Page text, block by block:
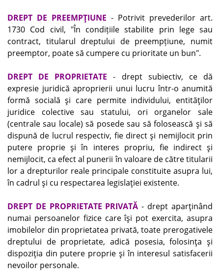
DREPT DE PREEMPŢIUNE - Potrivit prevederilor art.
1730 Cod civil, "În condițiile stabilite prin lege sau
contract, titularul dreptului de preempțiune, numit
preemptor, poate să cumpere cu prioritate un bun".
DREPT DE PROPRIETATE - drept subiectiv, ce dă
expresie juridică aproprierii unui lucru într-o anumită
formă socială şi care permite individului, entităţilor
juridice colective sau statului, ori organelor sale
(centrale sau locale) să posede sau să folosească şi să
dispună de lucrul respectiv, fie direct şi nemijlocit prin
putere proprie şi în interes propriu, fie indirect şi
nemijlocit, ca efect al punerii în valoare de către titularii
lor a drepturilor reale principale constituite asupra lui,
în cadrul şi cu respectarea legislaţiei existente.
DREPT DE PROPRIETATE PRIVATĂ - drept aparţinând
numai persoanelor fizice care îşi pot exercita, asupra
imobilelor din proprietatea privată, toate prerogativele
dreptului de proprietate, adică posesia, folosinţa şi
dispoziţia din putere proprie şi în interesul satisfacerii
nevoilor personale.